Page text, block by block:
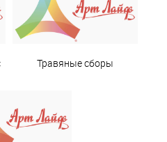
Травяные сборы